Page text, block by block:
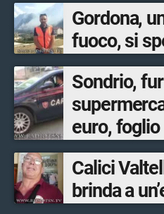
Gordona,
fuoco, si
Sondrio,
euro,
Calici
brinda a